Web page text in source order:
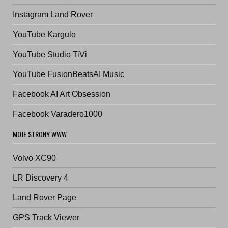
Instagram Land Rover
YouTube Kargulo
YouTube Studio TiVi
YouTube FusionBeatsAI Music
Facebook AI Art Obsession
Facebook Varadero1000
MOJE STRONY WWW
Volvo XC90
LR Discovery 4
Land Rover Page
GPS Track Viewer